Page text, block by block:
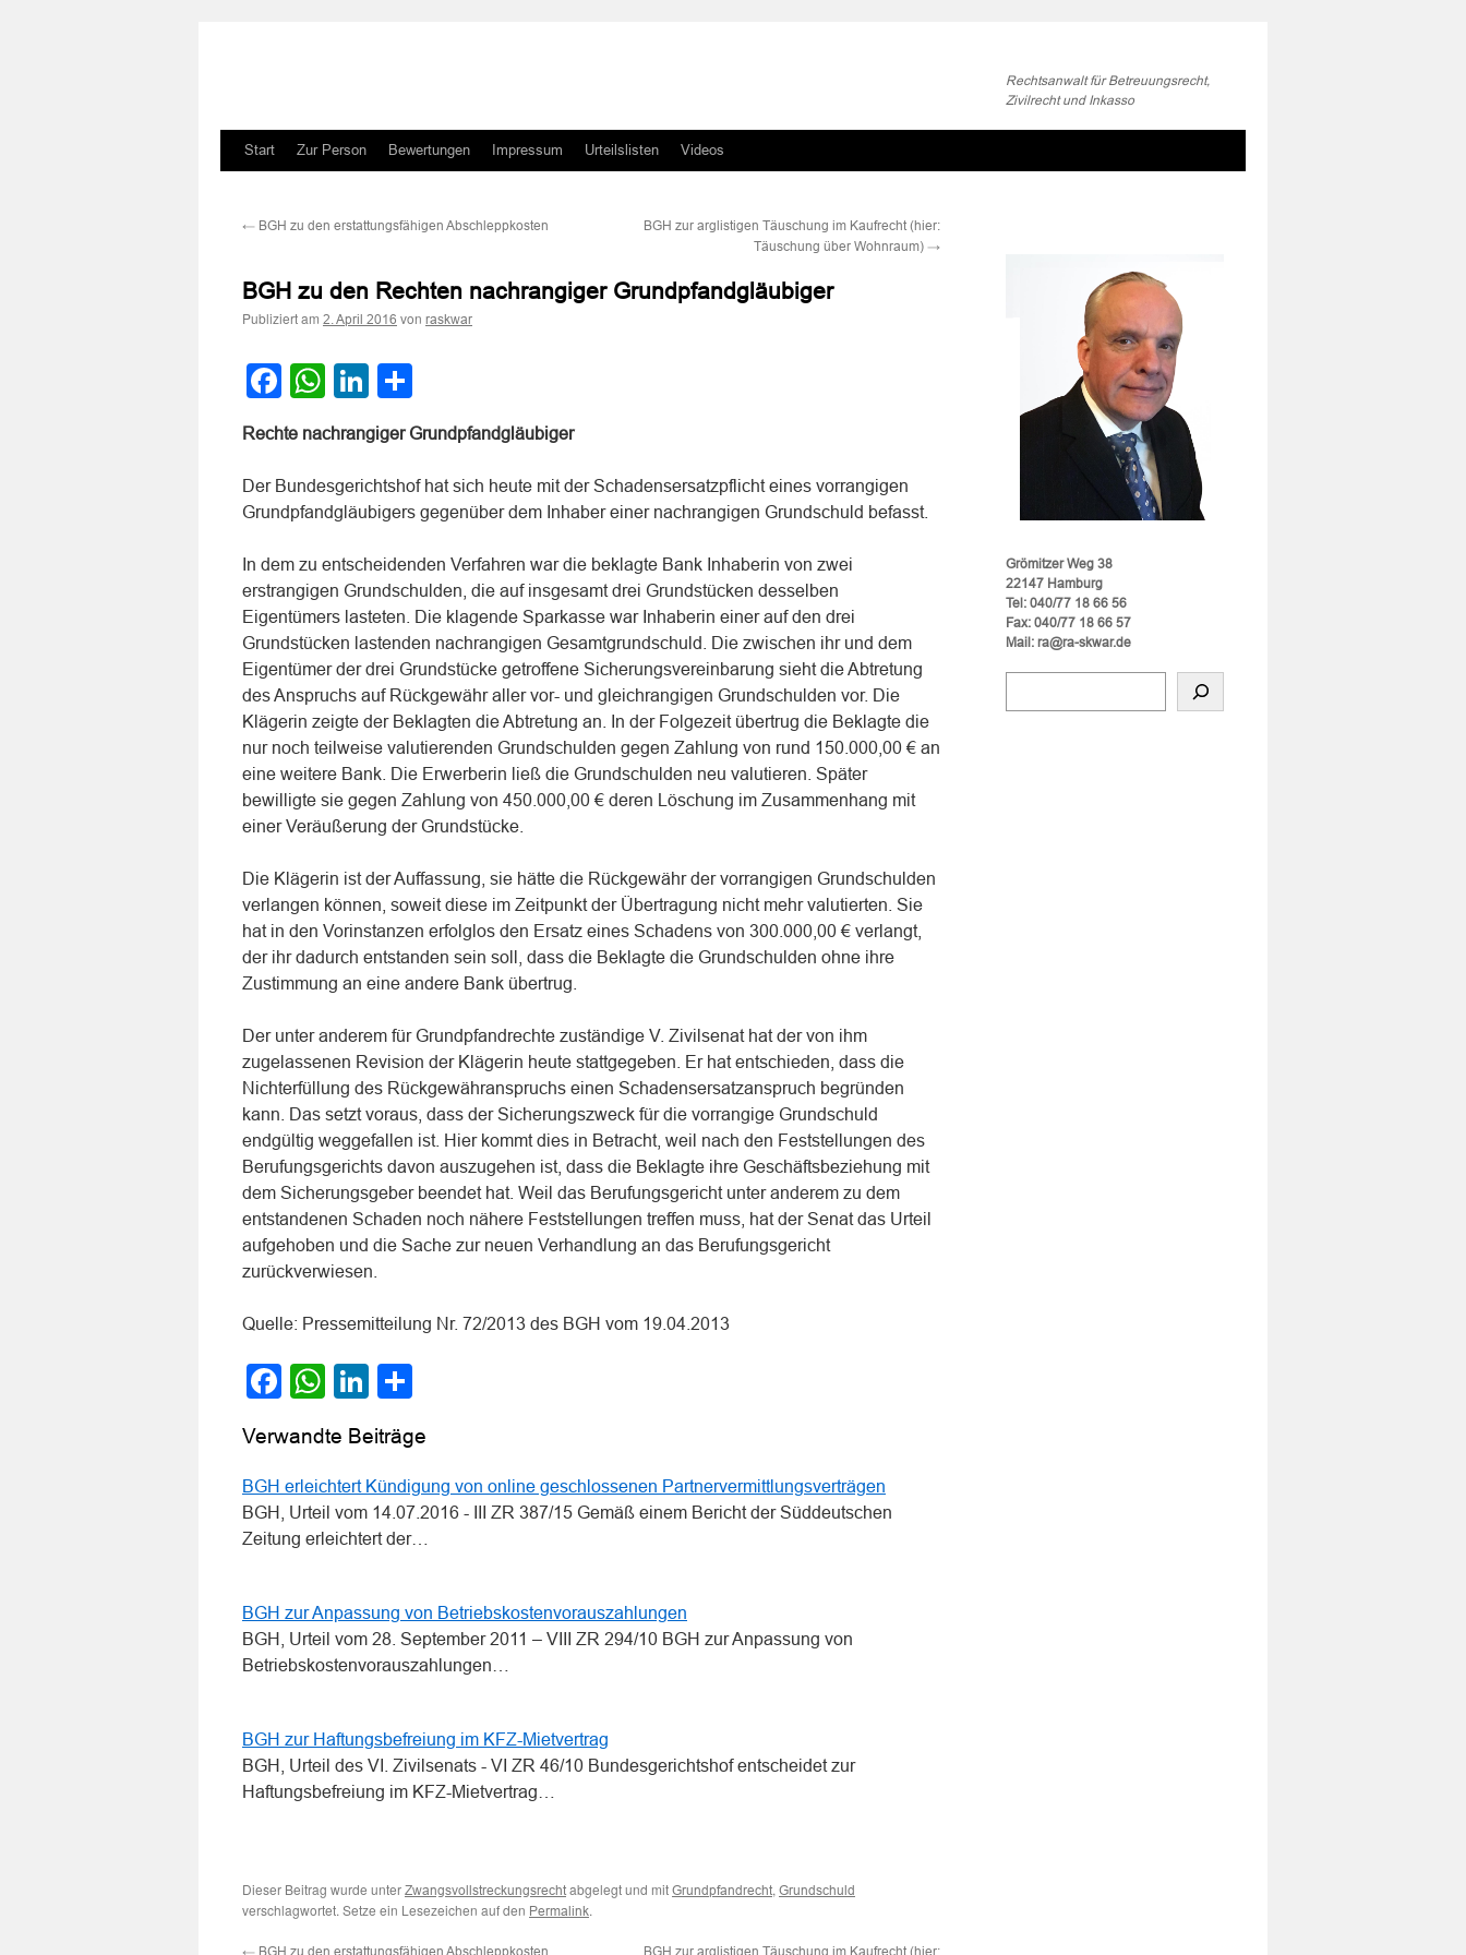
Rechtsanwalt für Betreuungsrecht,
Zivilrecht und Inkasso
Zum
springen
Start Zur Person Bewertungen Impressum Urteilslisten Videos
← BGH zu den erstattungsfähigen Abschleppkosten
BGH zur arglistigen Täuschung im Kaufrecht (hier:
Täuschung über Wohnraum) →
BGH zu den Rechten nachrangiger Grundpfandgläubiger
Publiziert am 2. April 2016 von raskwar
Facebook
WhatsApp
LinkedIn
Rechte nachrangiger Grundpfandgläubiger
Der Bundesgerichtshof hat sich heute mit der Schadensersatzpflicht eines vorrangigen
Grundpfandgläubigers gegenüber dem Inhaber einer nachrangigen Grundschuld befasst.
In dem zu entscheidenden Verfahren war die beklagte Bank Inhaberin von zwei
erstrangigen Grundschulden, die auf insgesamt drei Grundstücken desselben
Eigentümers lasteten. Die klagende Sparkasse war Inhaberin einer auf den drei
Grundstücken lastenden nachrangigen Gesamtgrundschuld. Die zwischen ihr und dem
Eigentümer der drei Grundstücke getroffene Sicherungsvereinbarung sieht die Abtretung
des Anspruchs auf Rückgewähr aller vor- und gleichrangigen Grundschulden vor. Die
Klägerin zeigte der Beklagten die Abtretung an. In der Folgezeit übertrug die Beklagte die
nur noch teilweise valutierenden Grundschulden gegen Zahlung von rund 150.000,00 € an
eine weitere Bank. Die Erwerberin ließ die Grundschulden neu valutieren. Später
bewilligte sie gegen Zahlung von 450.000,00 € deren Löschung im Zusammenhang mit
einer Veräußerung der Grundstücke.
Die Klägerin ist der Auffassung, sie hätte die Rückgewähr der vorrangigen Grundschulden
verlangen können, soweit diese im Zeitpunkt der Übertragung nicht mehr valutierten. Sie
hat in den Vorinstanzen erfolglos den Ersatz eines Schadens von 300.000,00 € verlangt,
der ihr dadurch entstanden sein soll, dass die Beklagte die Grundschulden ohne ihre
Zustimmung an eine andere Bank übertrug.
Der unter anderem für Grundpfandrechte zuständige V. Zivilsenat hat der von ihm
zugelassenen Revision der Klägerin heute stattgegeben. Er hat entschieden, dass die
Nichterfüllung des Rückgewähranspruchs einen Schadensersatzanspruch begründen
kann. Das setzt voraus, dass der Sicherungszweck für die vorrangige Grundschuld
endgültig weggefallen ist. Hier kommt dies in Betracht, weil nach den Feststellungen des
Berufungsgerichts davon auszugehen ist, dass die Beklagte ihre Geschäftsbeziehung mit
dem Sicherungsgeber beendet hat. Weil das Berufungsgericht unter anderem zu dem
entstandenen Schaden noch nähere Feststellungen treffen muss, hat der Senat das Urteil
aufgehoben und die Sache zur neuen Verhandlung an das Berufungsgericht
zurückverwiesen.
Quelle: Pressemitteilung Nr. 72/2013 des BGH vom 19.04.2013
Facebook
WhatsApp
LinkedIn
Verwandte Beiträge
BGH erleichtert Kündigung von online geschlossenen Partnervermittlungsverträgen
BGH, Urteil vom 14.07.2016 - III ZR 387/15 Gemäß einem Bericht der Süddeutschen
Zeitung erleichtert der…
BGH zur Anpassung von Betriebskostenvorauszahlungen
BGH, Urteil vom 28. September 2011 – VIII ZR 294/10 BGH zur Anpassung von
Betriebskostenvorauszahlungen…
BGH zur Haftungsbefreiung im KFZ-Mietvertrag
BGH, Urteil des VI. Zivilsenats - VI ZR 46/10 Bundesgerichtshof entscheidet zur
Haftungsbefreiung im KFZ-Mietvertrag…
Dieser Beitrag wurde unter Zwangsvollstreckungsrecht abgelegt und mit Grundpfandrecht, Grundschuld
verschlagwortet. Setze ein Lesezeichen auf den Permalink.
← BGH zu den erstattungsfähigen Abschleppkosten BGH zur arglistigen Täuschung im Kaufrecht (hier:
Grömitzer Weg 38
22147 Hamburg
Tel: 040/77 18 66 56
Fax: 040/77 18 66 57
Mail: ra@ra-skwar.de